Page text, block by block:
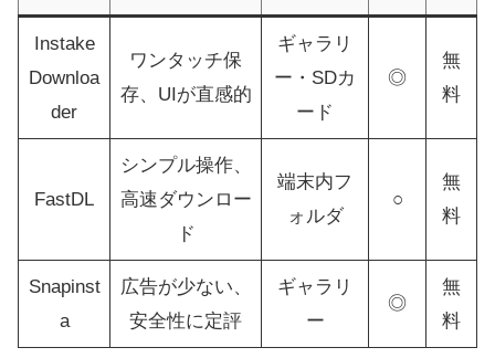
Instake
Downloa
der
ワンタッチ保
存、UIが直感的
ギャラリ
ー・SDカ
ード
◎
無
料
FastDL
シンプル操作、
高速ダウンロー
ド
端末内フ
ォルダ
○
無
料
Snapinst
a
広告が少ない、
安全性に定評
ギャラリ
ー
◎
無
料